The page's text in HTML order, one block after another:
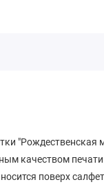
"Рождественская
качеством
поверх